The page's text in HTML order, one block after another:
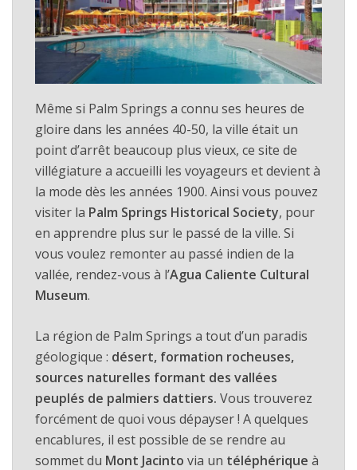
Même si Palm Springs a connu ses heures de
gloire dans les années 40-50, la ville était un
point d’arrêt beaucoup plus vieux, ce site de
villégiature a accueilli les voyageurs et devient à
la mode dès les années 1900. Ainsi vous pouvez
visiter la Palm Springs Historical Society, pour
en apprendre plus sur le passé de la ville. Si
vous voulez remonter au passé indien de la
vallée, rendez-vous à l’Agua Caliente Cultural
Museum.
La région de Palm Springs a tout d’un paradis
géologique : désert, formation rocheuses,
sources naturelles formant des vallées
peuplés de palmiers dattiers. Vous trouverez
forcément de quoi vous dépayser ! A quelques
encablures, il est possible de se rendre au
sommet du Mont Jacinto via un téléphérique à